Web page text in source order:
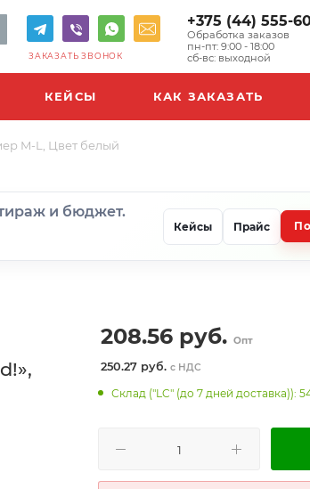
+375 (44) 555-
Обработка заказов
пн-пт: 9:00 - 18:00
сб-вс: выходной
ЗАКАЗАТЬ ЗВОНОК
КЕЙСЫ КАК ЗАКАЗАТЬ
M-L, Цвет белый
и бюджет.
Кейсы Прайс
208.56 руб. Опт
250.27 руб.с НДС
Склад ("LC" (до 7 дней доставка)):